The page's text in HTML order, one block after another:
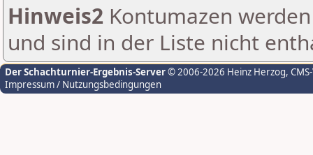
Hinweis2 Kontumazen
und sind in der Liste nicht
Der Schachturnier-Ergebnis-Server© 2006-2026 Heinz Herzog,
Impressum / Nutzungsbedingungen